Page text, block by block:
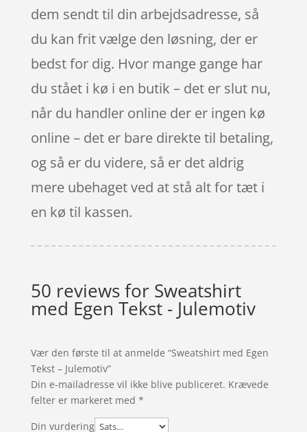
dem sendt til din arbejdsadresse, så
du kan frit vælge den løsning, der er
bedst for dig. Hvor mange gange har
du stået i kø i en butik – det er slut nu,
når du handler online der er ingen kø
online – det er bare direkte til betaling,
og så er du videre, så er det aldrig
mere ubehaget ved at stå alt for tæt i
en kø til kassen.
50 reviews for Sweatshirt
med Egen Tekst - Julemotiv
Vær den første til at anmelde “Sweatshirt med Egen
Tekst – Julemotiv”
Din e-mailadresse vil ikke blive publiceret. Krævede
felter er markeret med *
Din vurdering